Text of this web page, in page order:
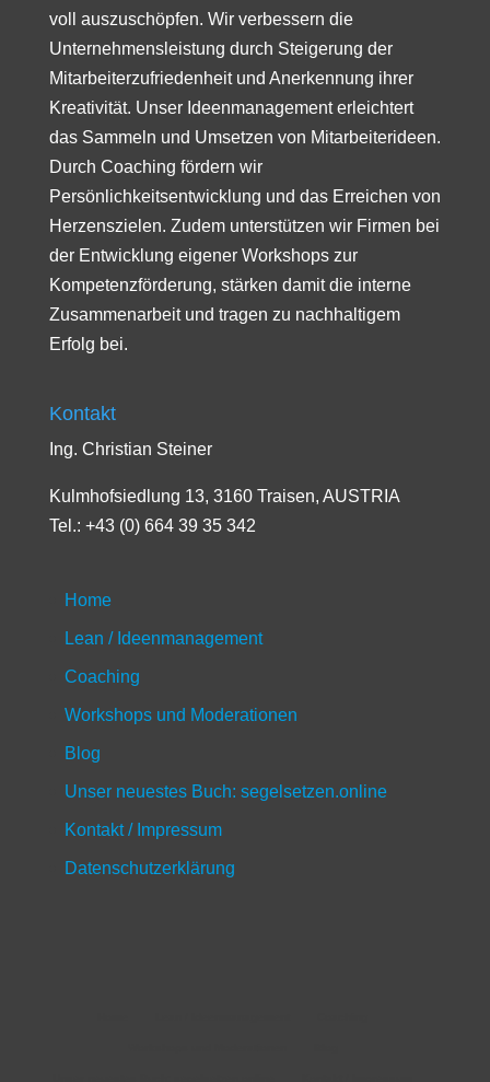
voll auszuschöpfen. Wir verbessern die
Unternehmensleistung durch Steigerung der
Mitarbeiterzufriedenheit und Anerkennung ihrer
Kreativität. Unser Ideenmanagement erleichtert
das Sammeln und Umsetzen von Mitarbeiterideen.
Durch Coaching fördern wir
Persönlichkeitsentwicklung und das Erreichen von
Herzenszielen. Zudem unterstützen wir Firmen bei
der Entwicklung eigener Workshops zur
Kompetenzförderung, stärken damit die interne
Zusammenarbeit und tragen zu nachhaltigem
Erfolg bei.
Kontakt
Ing. Christian Steiner
Kulmhofsiedlung 13, 3160 Traisen, AUSTRIA
Tel.: +43 (0) 664 39 35 342
Home
Lean / Ideenmanagement
Coaching
Workshops und Moderationen
Blog
Unser neuestes Buch: segelsetzen.online
Kontakt / Impressum
Datenschutzerklärung